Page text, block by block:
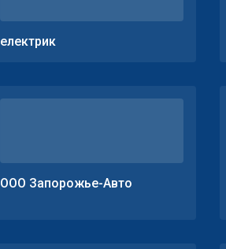
електрик
ООО Запорожье-Авто